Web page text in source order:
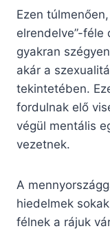
Ezen
elrendelve”-féle
gyakran
akár a
tekintetében.
fordulnak elő
végül mentális
vezetnek.
A
hiedelmek
félnek a rájuk